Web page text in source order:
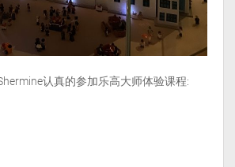
认真的参加乐高大师体验课程: